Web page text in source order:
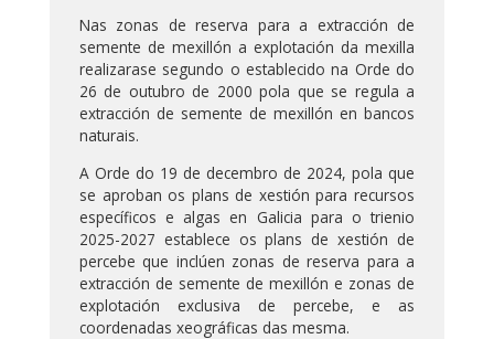
Nas zonas de reserva para a extracción de
semente de mexillón a explotación da mexilla
realizarase segundo o establecido na Orde do
26 de outubro de 2000 pola que se regula a
extracción de semente de mexillón en bancos
naturais.
A Orde do 19 de decembro de 2024, pola que
se aproban os plans de xestión para recursos
específicos e algas en Galicia para o trienio
2025-2027 establece os plans de xestión de
percebe que inclúen zonas de reserva para a
extracción de semente de mexillón e zonas de
explotación exclusiva de percebe, e as
coordenadas xeográficas das mesma.